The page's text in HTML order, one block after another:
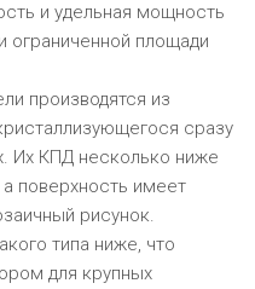
и удельная мощность
ограниченной площади
производятся из
сразу
Их КПД несколько ниже
поверхность имеет
рисунок.
типа ниже, что
для крупных